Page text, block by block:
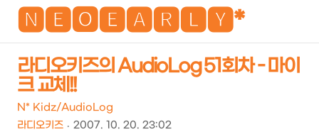
🅽🅴🅾🅴🅰🆁🅻🆈*
라디오키즈의 AudioLog 51회차 - 마이
크 교체!!
N* Kidz/AudioLog
라디오키즈
2007. 10. 20. 23:02